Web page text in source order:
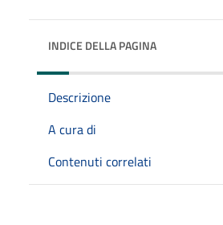
INDICE DELLA PAGINA
Descrizione
A cura di
Contenuti correlati